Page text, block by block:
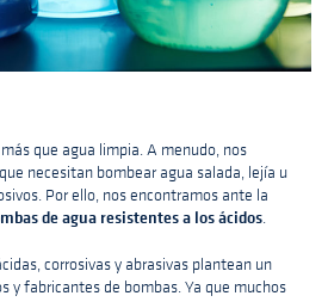
que agua limpia. A menudo, nos
necesitan bombear agua salada, lejía u
Por ello, nos encontramos ante la
de agua resistentes a los ácidos.
corrosivas y abrasivas plantean un
y fabricantes de bombas. Ya que muchos